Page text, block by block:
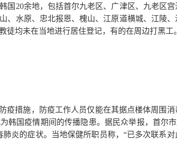
国20余地，包括首尔九老区、广津区、九老区
、水原、忠北报恩、槐山、江原道横城、江陵
徒均未在当地进行居住登记，有的在周边打黑工。
疫措施，防疫工作人员仅能在其据点楼体周围
韩国疫情期间的传播隐患。据民众举报，首尔
炎的症状。当地保健所职员称，“已多次联系